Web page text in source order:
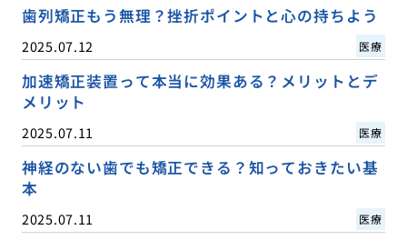
歯列矯正もう無理？挫折ポイントと心の持ちよう
2025.07.12 医療
加速矯正装置って本当に効果ある？メリットとデ
メリット
2025.07.11 医療
神経のない歯でも矯正できる？知っておきたい基
本
2025.07.11 医療